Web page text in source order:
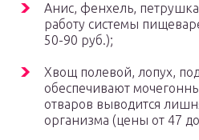
Анис, фенхель,
работу системы
50-90 руб.);
Хвощ полевой, лопух,
обеспечивают
отваров выводится
организма (цены от 47